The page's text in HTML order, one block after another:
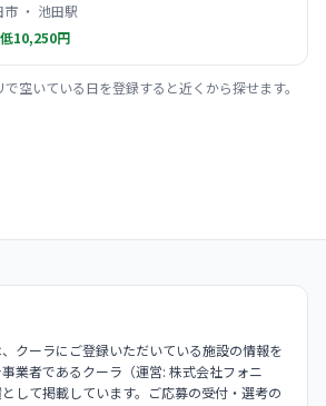
・ 池田駅
10,250円
空いている日を登録すると近くから探せます。
クーラにご登録いただいている施設の情報を
業者であるクーラ（運営: 株式会社フォニ
して掲載しています。ご応募の受付・選考の